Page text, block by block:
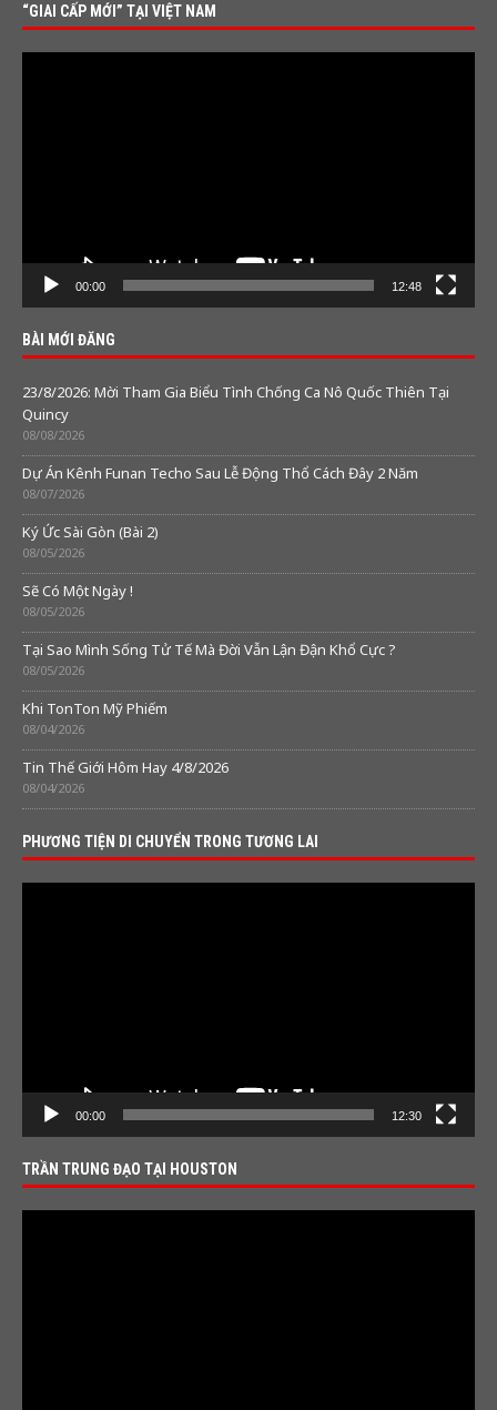
“GIAI CẤP MỚI” TẠI VIỆT NAM
00:00 12:48
BÀI MỚI ĐĂNG
23/8/2026: Mời Tham Gia Biểu Tình Chống Ca Nô Quốc Thiên Tại
Quincy
08/08/2026
Dự Án Kênh Funan Techo Sau Lễ Động Thổ Cách Đây 2 Năm
08/07/2026
Ký Ức Sài Gòn (Bài 2)
08/05/2026
Sẽ Có Một Ngày !
08/05/2026
Tại Sao Mình Sống Tử Tế Mà Đời Vẫn Lận Đận Khổ Cực ?
08/05/2026
Khi TonTon Mỹ Phiếm
08/04/2026
Tin Thế Giới Hôm Hay 4/8/2026
08/04/2026
PHƯƠNG TIỆN DI CHUYỂN TRONG TƯƠNG LAI
00:00 12:30
TRẦN TRUNG ĐẠO TẠI HOUSTON